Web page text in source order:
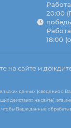
20:00
18:00
на сайте и
данных (сведения о
действиях на сайте), эта
чтобы Ваши данные